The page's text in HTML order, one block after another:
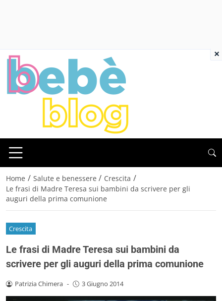
Home / Salute e benessere / Crescita /
Le frasi di Madre Teresa sui bambini da scrivere per gli
auguri della prima comunione
Crescita
Le frasi di Madre Teresa sui bambini da
scrivere per gli auguri della prima comunione
Patrizia Chimera - 3 Giugno 2014
×